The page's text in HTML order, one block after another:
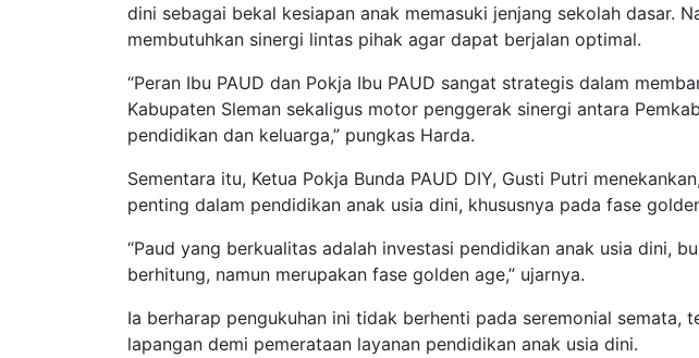
dini sebagai bekal kesiapan anak memasuki jenjang sekolah dasar.
membutuhkan sinergi lintas pihak agar dapat berjalan optimal.
“Peran Ibu PAUD dan Pokja Ibu PAUD sangat strategis dalam
Kabupaten Sleman sekaligus motor penggerak sinergi antara
pendidikan dan keluarga,” pungkas Harda.
Sementara itu, Ketua Pokja Bunda PAUD DIY, Gusti Putri
penting dalam pendidikan anak usia dini, khususnya pada fase
“Paud yang berkualitas adalah investasi pendidikan anak usia dini,
berhitung, namun merupakan fase golden age,” ujarnya.
Ia berharap pengukuhan ini tidak berhenti pada seremonial semata,
lapangan demi pemerataan layanan pendidikan anak usia dini.